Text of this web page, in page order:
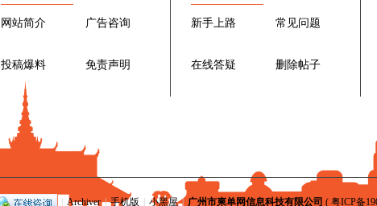
网站简介 广告咨询
投稿爆料 免责声明
新手上路 常见问题
在线答疑 删除帖子
Archiver | 手机版 小黑屋 | 广州市柬单网信息科技有限公司 ( 粤ICP备